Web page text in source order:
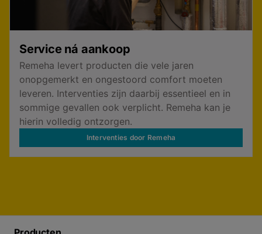
Service ná aankoop
Remeha levert producten die vele jaren
onopgemerkt en ongestoord comfort moeten
leveren. Interventies zijn daarbij essentieel en in
sommige gevallen ook verplicht. Remeha kan je
hierin volledig ontzorgen.
Interventies door Remeha